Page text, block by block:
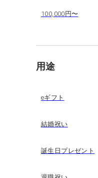
100,000円〜
用途
eギフト
結婚祝い
誕生日プレゼント